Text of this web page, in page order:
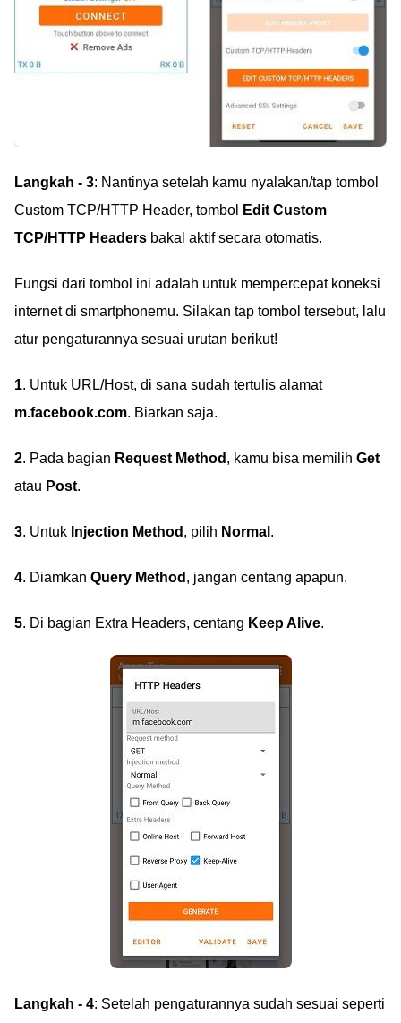
Langkah - 3: Nantinya setelah kamu nyalakan/tap tombol
Custom TCP/HTTP Header, tombol
Edit Custom
TCP/HTTP Headers bakal aktif secara otomatis.
Fungsi dari tombol ini adalah untuk mempercepat koneksi
internet di smartphonemu. Silakan tap tombol tersebut, lalu
atur pengaturannya sesuai urutan berikut!
1. Untuk URL/Host, di sana sudah tertulis alamat
m.facebook.com. Biarkan saja.
2. Pada bagian Request Method , kamu bisa memilih Get
atau Post.
3. Untuk Injection Method , pilih Normal .
4. Diamkan Query Method , jangan centang apapun.
5. Di bagian Extra Headers, centang Keep Alive.
Langkah - 4: Setelah pengaturannya sudah sesuai seperti